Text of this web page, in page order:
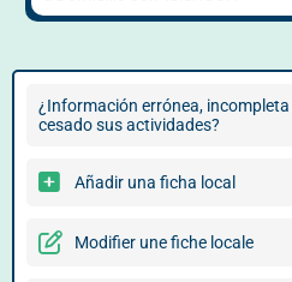
¿Información errónea,
cesado sus actividades?
Añadir una ficha local
Modifier une fiche locale